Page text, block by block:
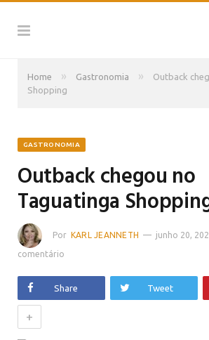
Home » Gastronomia »
Outback
Shopping
GASTRONOMIA
Outback chegou no
Taguatinga
Por KARL JEANNETH junho 20,
comentário
Share Tweet
+